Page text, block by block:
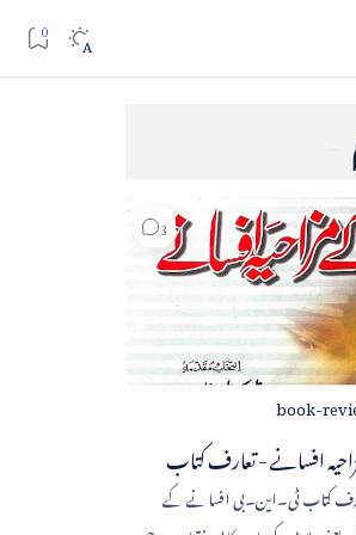
افسانے - تعارف کتاب
کتاب ٹی۔این۔بی افسانے کے